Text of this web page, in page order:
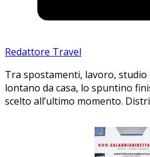
Redattore Travel
Tra spostamenti, lavoro,
lontano da casa, lo spuntino
scelto all’ultimo momento.